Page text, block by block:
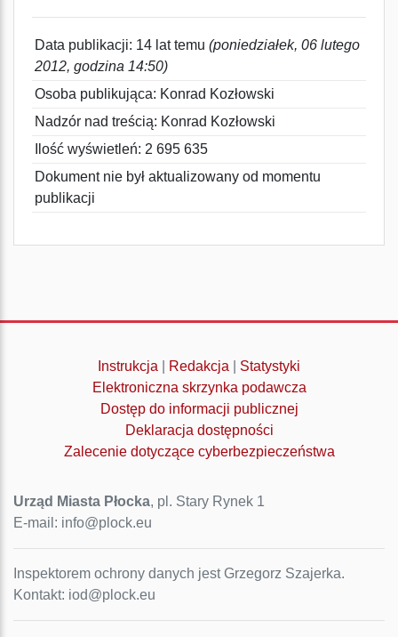
Data publikacji: 14 lat temu (poniedziałek, 06 lutego
2012, godzina 14:50)
Osoba publikująca: Konrad Kozłowski
Nadzór nad treścią: Konrad Kozłowski
Ilość wyświetleń: 2 695 635
Dokument nie był aktualizowany od momentu
publikacji
Instrukcja Redakcja
Statystyki
Elektroniczna skrzynka podawcza
Dostęp do informacji publicznej
Deklaracja dostępności
Zalecenie dotyczące cyberbezpieczeństwa
Urząd Miasta Płocka, pl. Stary Rynek 1
E-mail: info@plock.eu
Inspektorem ochrony danych jest Grzegorz Szajerka.
Kontakt: iod@plock.eu